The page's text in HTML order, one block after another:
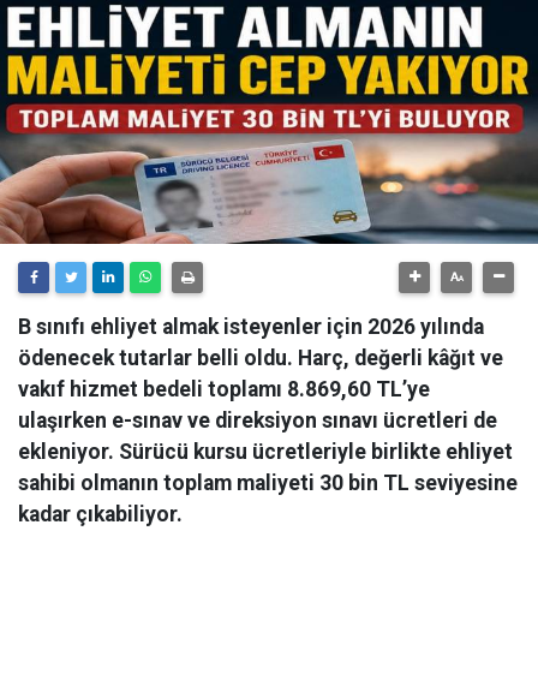
B sınıfı ehliyet almak isteyenler için 2026 yılında
ödenecek tutarlar belli oldu. Harç, değerli kâğıt ve
vakıf hizmet bedeli toplamı 8.869,60 TL’ye
ulaşırken e-sınav ve direksiyon sınavı ücretleri de
ekleniyor. Sürücü kursu ücretleriyle birlikte ehliyet
sahibi olmanın toplam maliyeti 30 bin TL seviyesine
kadar çıkabiliyor.